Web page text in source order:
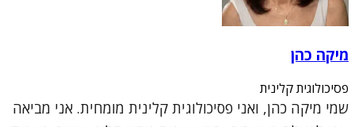
מיקה כהן
פסיכולוגית קלינית
שמי מיקה כהן, ואני פסיכולוגית קלינית מומחית. אני מביאה